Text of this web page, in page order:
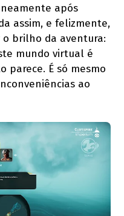
após
assim, e felizmente,
brilho da aventura:
mundo virtual é
parece. É só mesmo
ao